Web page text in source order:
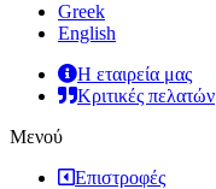
Greek
English
Η εταιρεία μας
Κριτικές πελατών
Μενού
Επιστροφές